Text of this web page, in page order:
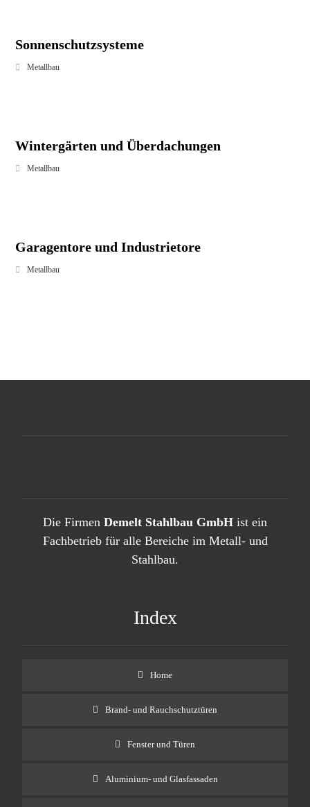
Sonnenschutzsysteme
Metallbau
Wintergärten und Überdachungen
Metallbau
Garagentore und Industrietore
Metallbau
Die Firmen Demelt Stahlbau GmbH ist ein
Fachbetrieb für alle Bereiche im Metall- und
Stahlbau.
Index
Home
Brand- und Rauchschutztüren
Fenster und Türen
Aluminium- und Glasfassaden